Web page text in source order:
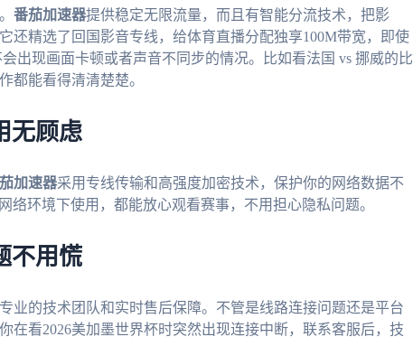
番茄加速器提供稳定无限流量，而且有智能分流技术，把影
还精选了回国影音专线，给体育直播分配独享100M带宽，即使
出现画面卡顿或者声音不同步的情况。比如看法国 vs 挪威的比
都能看得清清楚楚。
无顾虑
加速器采用专线传输和高强度加密技术，保护你的网络数据不
络环境下使用，都能放心观看赛事，不用担心隐私问题。
不用慌
业的技术团队和实时售后保障。不管是线路连接问题还是平台
在看2026美加墨世界杯时突然出现连接中断，联系客服后，技